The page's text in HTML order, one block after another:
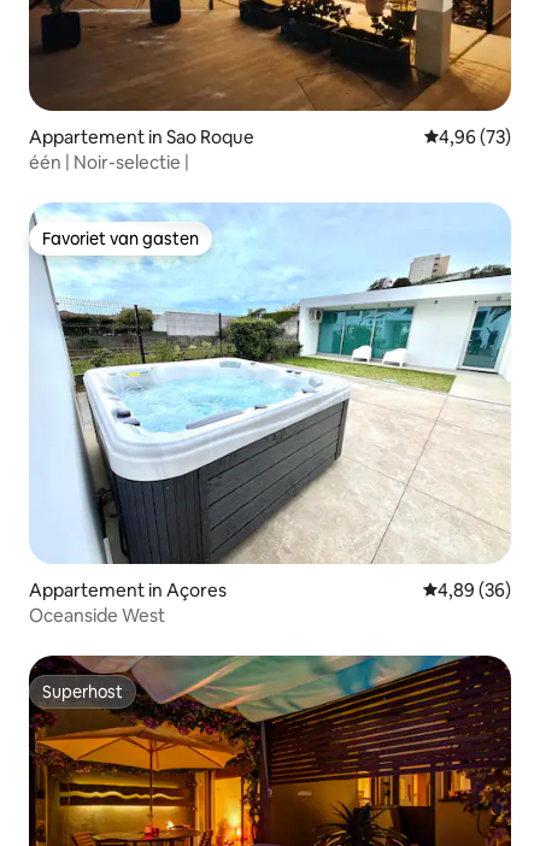
Appartement in Sao Roque Gemiddelde
4,96 (73)
één | Noir-selectie |
Favoriet van gasten
Favoriet van gasten
Appartement in Açores Gemiddelde
4,89 (36)
Oceanside West
Superhost
Superhost